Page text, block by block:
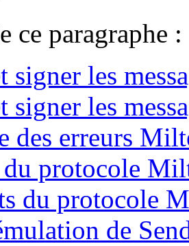
ce paragraphe :
signer les
signer les
des erreurs
protocole
du protocole
de